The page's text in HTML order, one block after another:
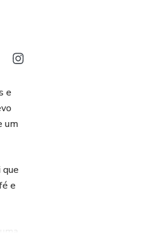
e
um
que
e